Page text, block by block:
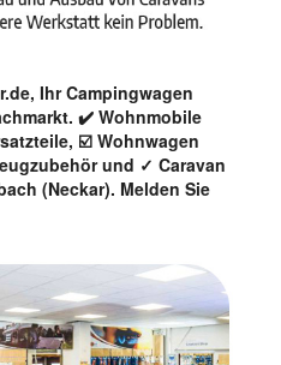
Ihr Campingwagen
✔️ Wohnmobile
☑️ Wohnwagen
und ✓ Caravan
(Neckar). Melden Sie